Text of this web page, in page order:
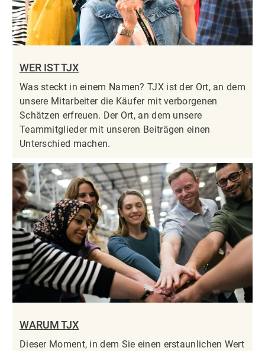
WER IST TJX
Was steckt in einem Namen? TJX ist der Ort, an dem
unsere Mitarbeiter die Käufer mit verborgenen
Schätzen erfreuen. Der Ort, an dem unsere
Teammitglieder mit unseren Beiträgen einen
Unterschied machen.
WARUM TJX
Dieser Moment, in dem Sie einen erstaunlichen Wert